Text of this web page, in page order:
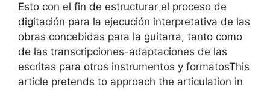
Esto con el fin de estructurar el proceso de
digitación para la ejecución interpretativa de las
obras concebidas para la guitarra, tanto como
de las transcripciones-adaptaciones de las
escritas para otros instrumentos y formatosThis
article pretends to approach the articulation in